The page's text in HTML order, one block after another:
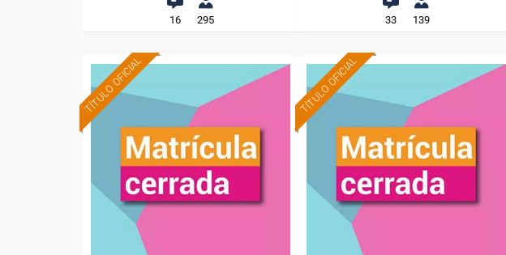
16 295 33 139
TÍTULO OFICIAL TÍTULO OFICIAL